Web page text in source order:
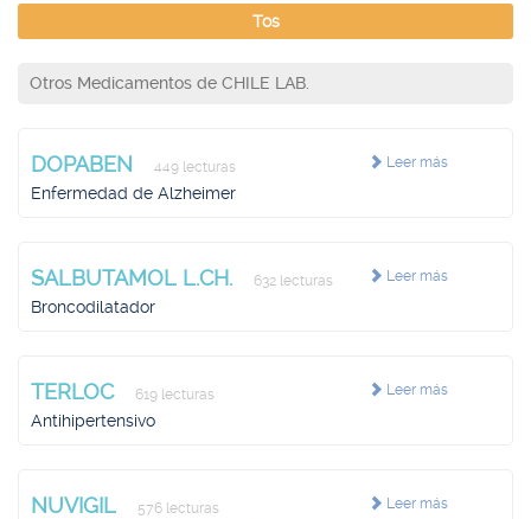
Tos
Otros Medicamentos de CHILE LAB.
Leer más
DOPABEN 449 lecturas
Enfermedad de Alzheimer
Leer más
SALBUTAMOL L.CH. 632 lecturas
Broncodilatador
Leer más
TERLOC 619 lecturas
Antihipertensivo
Leer más
NUVIGIL 576 lecturas